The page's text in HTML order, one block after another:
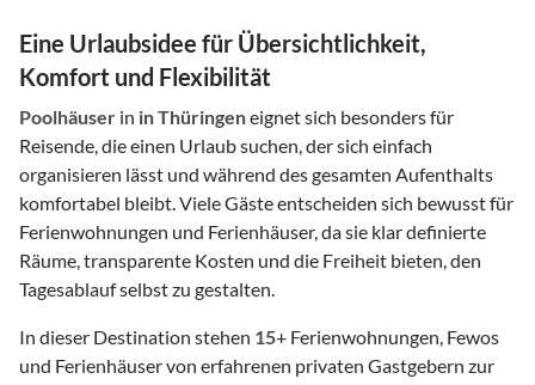
Eine Urlaubsidee für Übersichtlichkeit,
Komfort und Flexibilität
Poolhäuser in in Thüringeneignet sich besonders für
Reisende, die einen Urlaub suchen, der sich einfach
organisieren lässt und während des gesamten Aufenthalts
komfortabel bleibt. Viele Gäste entscheiden sich bewusst für
Ferienwohnungen und Ferienhäuser, da sie klar definierte
Räume, transparente Kosten und die Freiheit bieten, den
Tagesablauf selbst zu gestalten.
In dieser Destination stehen 15+ Ferienwohnungen, Fewos
und Ferienhäuser von erfahrenen privaten Gastgebern zur